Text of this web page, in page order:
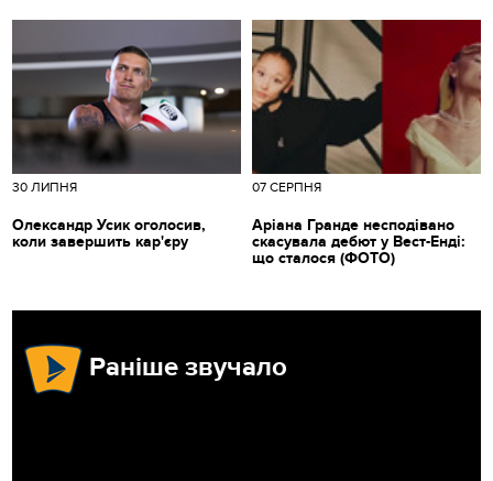
30 ЛИПНЯ
Олександр Усик оголосив,
коли завершить кар'єру
07 СЕРПНЯ
Аріана Гранде несподівано
скасувала дебют у Вест-Енді:
що сталося (ФОТО)
Раніше звучало